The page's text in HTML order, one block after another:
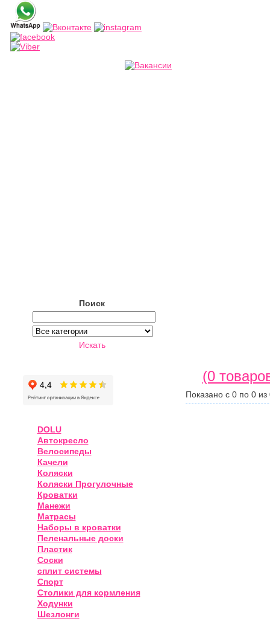
Поиск
Искать
DOLU
Автокресло
Велосипеды
Качели
Коляски
Коляски Прогулочные
Кроватки
Манежи
Матрасы
Наборы в кроватки
Пеленальные доски
Пластик
Соски
сплит системы
Спорт
Столики для кормления
Ходунки
Шезлонги
(0
Показано с 0 по 0 из